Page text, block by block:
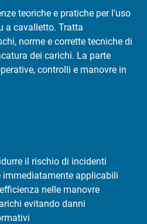
teoriche e pratiche per l’uso
a cavalletto. Tratta
norme e corrette tecniche di
dei carichi. La parte
controlli e manovre in
il rischio di incidenti
applicabili
nelle manovre
evitando danni